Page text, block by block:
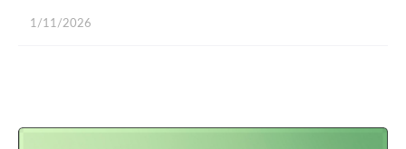
1/11/2026